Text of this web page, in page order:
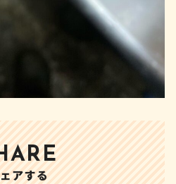
アする